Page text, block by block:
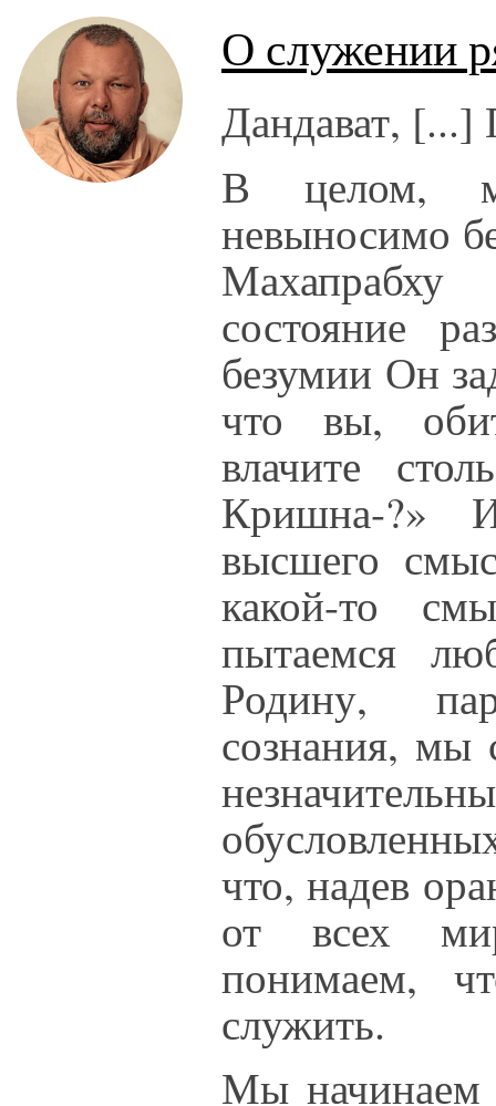
О служении
Дандават, [...]
В целом,
невыносимо
состояние
безумии Он
что вы,
влачите
Кришна-?»
высшего
какой-то
пытаемся
Родину,
сознания, мы
что, надев
от всех
понимаем,
служить.
Мы начинаем